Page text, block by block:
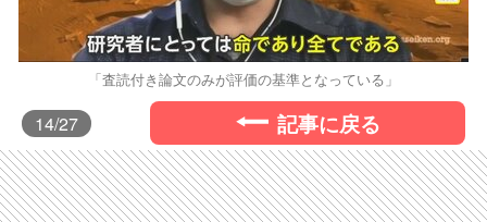
「査読付き論文のみが評価の基準となっている」
14/27 記事に戻る